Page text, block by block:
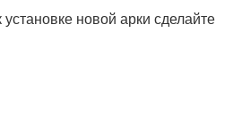
новой арки сделайте